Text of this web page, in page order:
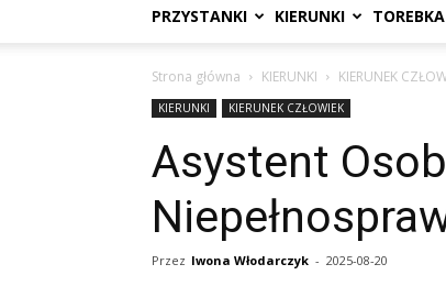
PRZYSTANKI KIERUNKI
Strona główna KIERUNKI KIERUNEK
KIERUNKI KIERUNEK CZŁOWIEK
Asystent
Przez Iwona Włodarczyk - 2025-08-20